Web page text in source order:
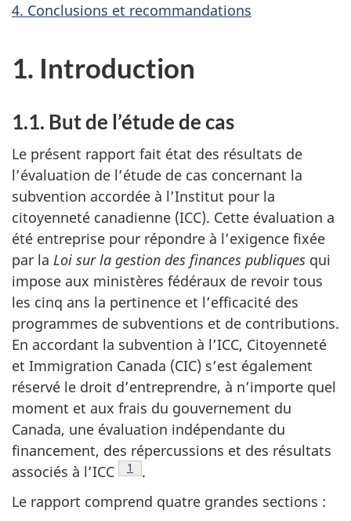
4. Conclusions et recommandations
1. Introduction
1.1. But de l’étude de cas
Le présent rapport fait état des résultats de
l’évaluation de l’étude de cas concernant la
subvention accordée à l’Institut pour la
citoyenneté canadienne (ICC). Cette évaluation a
été entreprise pour répondre à l’exigence fixée
par la Loi sur la gestion des finances publiques qui
impose aux ministères fédéraux de revoir tous
les cinq ans la pertinence et l’efficacité des
programmes de subventions et de contributions.
En accordant la subvention à l’ICC, Citoyenneté
et Immigration Canada (CIC) s’est également
réservé le droit d’entreprendre, à n’importe quel
moment et aux frais du gouvernement du
Canada, une évaluation indépendante du
financement, des répercussions et des résultats
associés à l’ICC
Note de bas de page
1
.
Le rapport comprend quatre grandes sections :